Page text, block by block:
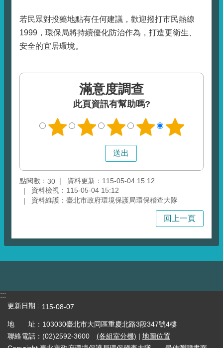
若民眾對投藥地點有任何建議，歡迎撥打市民熱線
1999，環保局將持續優化防治作為，打造更衛生、
安全的宜居環境。
滿意度調查
此頁資訊有幫助嗎?
點閱數： 30
資料更新：115-05-04 15:12
資料檢視：115-05-04 15:12
資料維護：臺北市政府環境保護局環保稽查大隊
回上一頁
:::
更新日期 115-08-07
地 址：103030臺北市大同區重慶北路3段347號4樓
聯絡電話：(02)2592-3600 (各組室分機) | 地圖位置